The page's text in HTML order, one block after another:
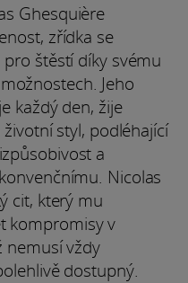
Ghesquière
zřídka se
štěstí díky svému
Jeho
každý den, žije
styl, podléhající
a
Nicolas
cit, který mu
kompromisy v
nemusí vždy
dostupný.